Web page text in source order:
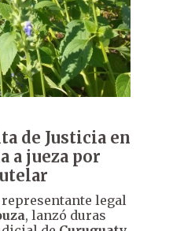
de Justicia en
a jueza por
representante legal
, lanzó duras